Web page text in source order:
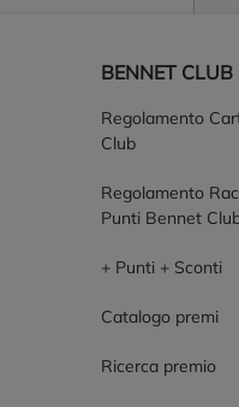
BENNET CLUB
Regolamento
Club
Regolamento
Punti Bennet
+ Punti + Sconti
Catalogo premi
Ricerca premio